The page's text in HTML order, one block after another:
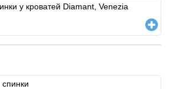
у кроватей Diamant, Venezia